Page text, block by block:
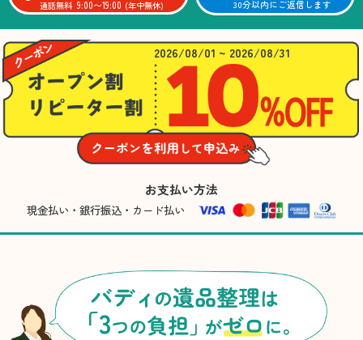
通話無料 9:00〜19:00 (年中無休) 30分以内にご返信します
2026/08/01 ~ 2026/08/31
お支払い方法
現金払い・銀行振込・カード払い